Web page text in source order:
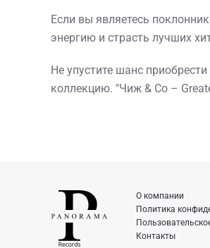
Если вы являетесь
энергию и страсть лучших
Не упустите шанс
коллекцию. "Чиж & Co –
О компании
Политика
Контакты